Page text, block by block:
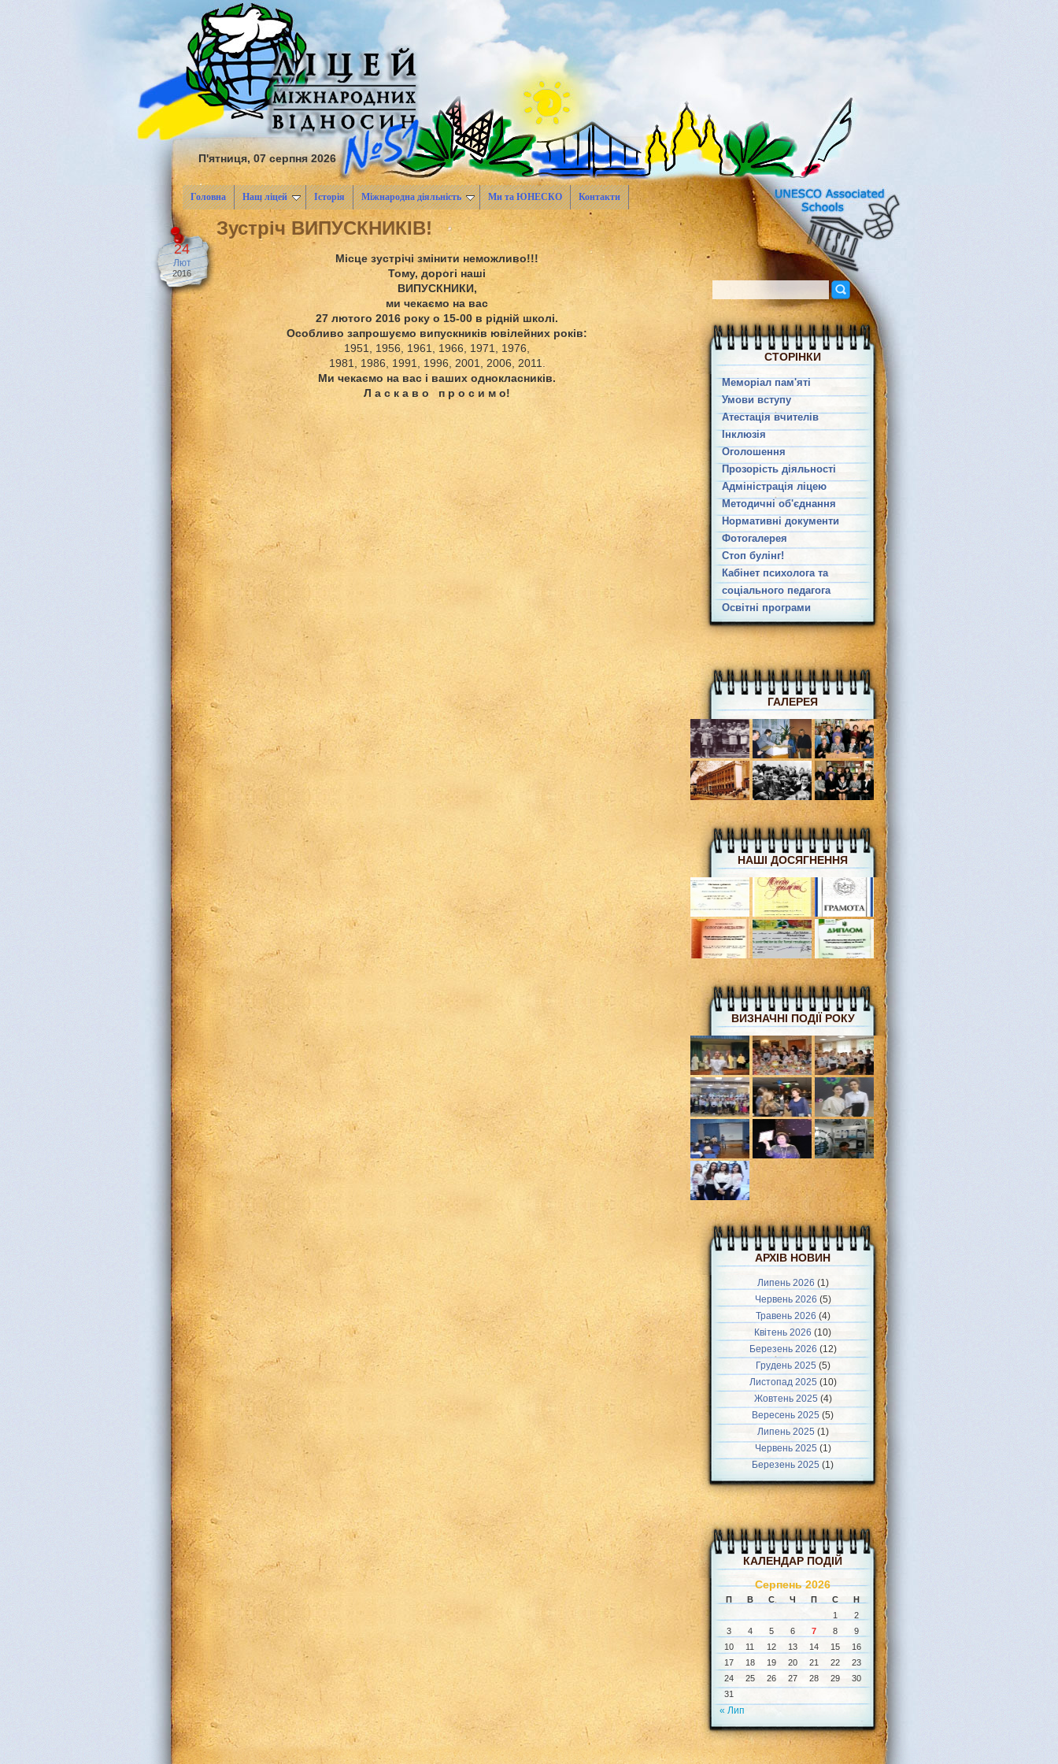
П'ятниця, 07 серпня 2026
Головна Наш ліцей Історія Міжнародна діяльність Ми та ЮНЕСКО Контакти
24
Лют
2016
Зустріч ВИПУСКНИКІВ!
Місце зустрічі змінити неможливо!!!
Тому, дорогі наші
ВИПУСКНИКИ,
ми чекаємо на вас
27 лютого 2016 року о 15-00 в рідній школі.
Особливо запрошуємо випускників ювілейних років:
1951, 1956, 1961, 1966, 1971, 1976,
1981, 1986, 1991, 1996, 2001, 2006, 2011.
Ми чекаємо на вас і ваших однокласників.
Л а с к а в о п р о с и м о!
СТОРІНКИ
Меморіал пам'яті
Умови вступу
Атестація вчителів
Інклюзія
Оголошення
Прозорість діяльності
Адміністрація ліцею
Методичні об'єднання
Нормативні документи
Фотогалерея
Стоп булінг!
Кабінет психолога та
соціального педагога
Освітні програми
ГАЛЕРЕЯ
НАШІ ДОСЯГНЕННЯ
ВИЗНАЧНІ ПОДІЇ РОКУ
АРХІВ НОВИН
Липень 2026 (1)
Червень 2026 (5)
Травень 2026 (4)
Квітень 2026 (10)
Березень 2026 (12)
Грудень 2025(5)
Листопад 2025 (10)
Жовтень 2025(4)
Вересень 2025 (5)
Липень 2025(1)
Червень 2025 (1)
Березень 2025 (1)
КАЛЕНДАР ПОДІЙ
Серпень 2026
П В С Ч П С Н
« Лип
1
2
3
4 5 6 7 8
9
10
11 12 13 14 15
16
17
18 19 20 21 22
23
24
25 26 27 28 29
30
31